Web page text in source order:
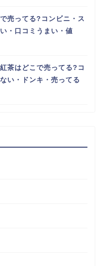
売ってる?コンビニ・ス
・口コミうまい・値
茶はどこで売ってる?コ
い・ドンキ・売ってる